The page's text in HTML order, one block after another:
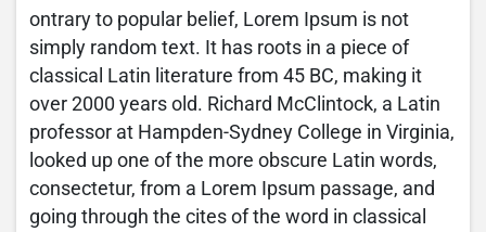
ontrary to popular belief, Lorem Ipsum is not
simply random text. It has roots in a piece of
classical Latin literature from 45 BC, making it
over 2000 years old. Richard McClintock, a Latin
professor at Hampden-Sydney College in Virginia,
looked up one of the more obscure Latin words,
consectetur, from a Lorem Ipsum passage, and
going through the cites of the word in classical